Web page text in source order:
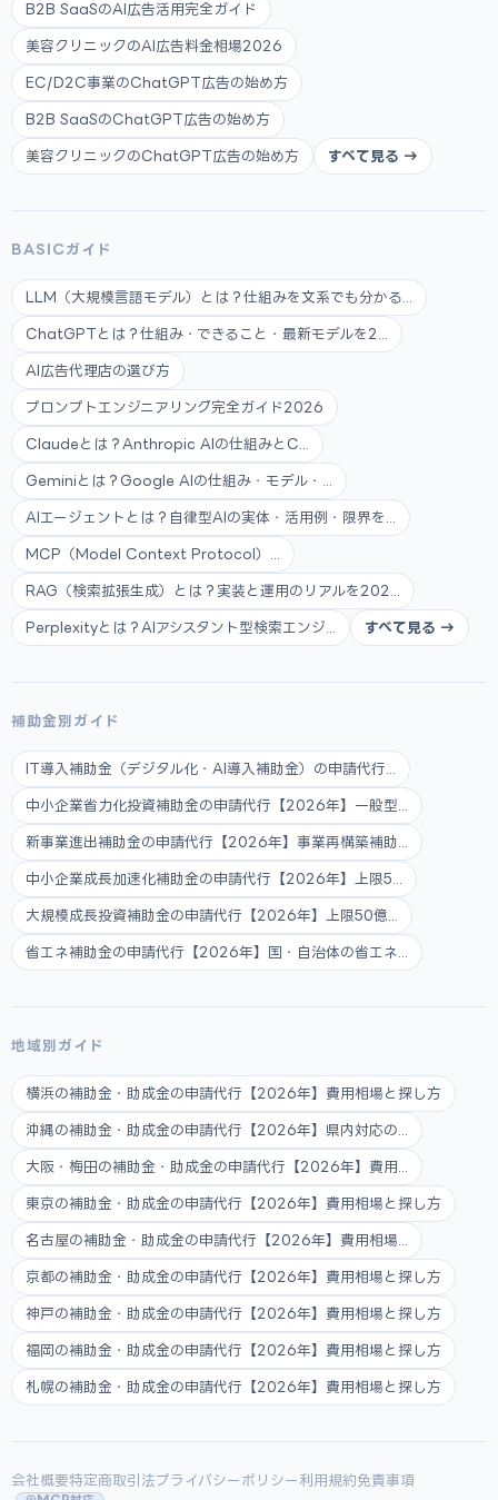
B2B SaaSのAI広告活用完全ガイド
美容クリニックのAI広告料金相場2026
EC/D2C事業のChatGPT広告の始め方
B2B SaaSのChatGPT広告の始め方
美容クリニックのChatGPT広告の始め方 すべて見る →
BASICガイド
LLM（大規模言語モデル）とは？仕組みを文系でも分かる...
ChatGPTとは？仕組み・できること・最新モデルを2...
AI広告代理店の選び方
プロンプトエンジニアリング完全ガイド2026
Claudeとは？Anthropic AIの仕組みとC...
Geminiとは？Google AIの仕組み・モデル・...
AIエージェントとは？自律型AIの実体・活用例・限界を...
MCP（Model Context Protocol）...
RAG（検索拡張生成）とは？実装と運用のリアルを202...
Perplexityとは？AIアシスタント型検索エンジ... すべて見る →
補助金別ガイド
IT導入補助金（デジタル化・AI導入補助金）の申請代行...
中小企業省力化投資補助金の申請代行【2026年】一般型...
新事業進出補助金の申請代行【2026年】事業再構築補助...
中小企業成長加速化補助金の申請代行【2026年】上限5...
大規模成長投資補助金の申請代行【2026年】上限50億...
省エネ補助金の申請代行【2026年】国・自治体の省エネ...
地域別ガイド
横浜の補助金・助成金の申請代行【2026年】費用相場と探し方
沖縄の補助金・助成金の申請代行【2026年】県内対応の...
大阪・梅田の補助金・助成金の申請代行【2026年】費用...
東京の補助金・助成金の申請代行【2026年】費用相場と探し方
名古屋の補助金・助成金の申請代行【2026年】費用相場...
京都の補助金・助成金の申請代行【2026年】費用相場と探し方
神戸の補助金・助成金の申請代行【2026年】費用相場と探し方
福岡の補助金・助成金の申請代行【2026年】費用相場と探し方
札幌の補助金・助成金の申請代行【2026年】費用相場と探し方
会社概要特定商取引法プライバシーポリシー 利用規約免責事項